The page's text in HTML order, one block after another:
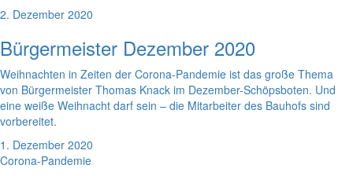
2. Dezember 2020
Bürgermeister Dezember 2020
Weihnachten in Zeiten der Corona-Pandemie ist das große Thema
von Bürgermeister Thomas Knack im Dezember-Schöpsboten. Und
eine weiße Weihnacht darf sein – die Mitarbeiter des Bauhofs sind
vorbereitet.
1. Dezember 2020
Corona-Pandemie